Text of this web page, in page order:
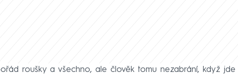
roušky a všechno, ale člověk tomu nezabrání, když jde